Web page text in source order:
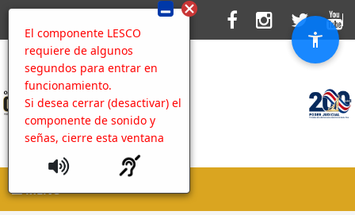
El componente LESCO
requiere de algunos
segundos para entrar en
funcionamiento.
Si desea cerrar (desactivar) el
componente de sonido y
señas, cierre esta ventana
MENU